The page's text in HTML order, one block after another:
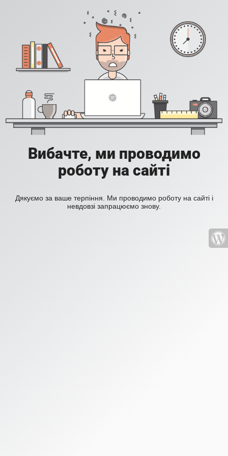
Вибачте, ми проводимо
роботу на сайті
Дякуємо за ваше терпіння. Ми проводимо роботу на сайті і
невдовзі запрацюємо знову.